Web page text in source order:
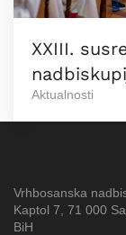
XXIII.
Aktualnosti
Vrhbosanska
Kaptol 7, 71 000
BiH